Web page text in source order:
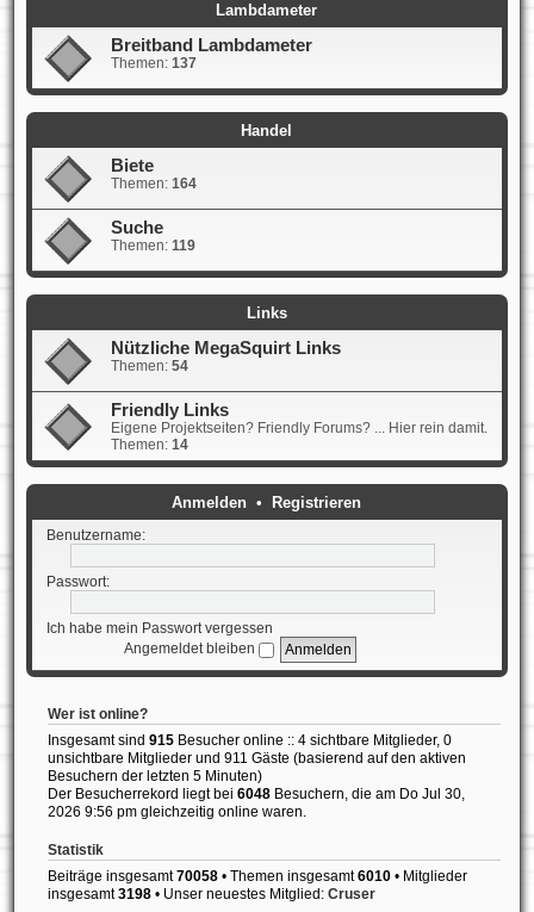
Lambdameter
Breitband Lambdameter
Themen: 137
Handel
Biete
Themen: 164
Suche
Themen: 119
Links
Nützliche MegaSquirt Links
Themen: 54
Friendly Links
Eigene Projektseiten? Friendly Forums? ... Hier rein damit.
Themen: 14
Anmelden • Registrieren
Benutzername:
Passwort:
Ich habe mein Passwort vergessen
Angemeldet bleiben
Wer ist online?
Insgesamt sind 915Besucher online :: 4 sichtbare Mitglieder, 0
unsichtbare Mitglieder und 911 Gäste (basierend auf den aktiven
Besuchern der letzten 5 Minuten)
Der Besucherrekord liegt bei 6048Besuchern, die am Do Jul 30,
2026 9:56 pm gleichzeitig online waren.
Statistik
Beiträge insgesamt70058• Themen insgesamt6010• Mitglieder
insgesamt3198• Unser neuestes Mitglied: Cruser